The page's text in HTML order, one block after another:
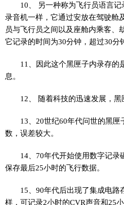
10、 另一种称为飞行员语言
录音机一样，它通过安放在驾驶舱
员与飞行员之间以及座舱内乘客、
它记录的时间为30分钟，超过30分
11、因此这个黑匣子内录存的
息。
12、 随着科技的迅速发展，黑
13、20世纪60年代问世的黑匣
数，误差较大。
14、70年代开始使用数字记录
保存最后25小时的飞行数据。
15、90年代后出现了集成电路
样，可记录2小时的CVR声音和25